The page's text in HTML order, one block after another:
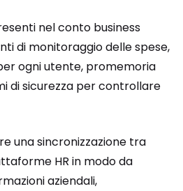
nel conto business
di monitoraggio delle spese,
ogni utente, promemoria
di sicurezza per controllare
una sincronizzazione tra
HR in modo da
aziendali,